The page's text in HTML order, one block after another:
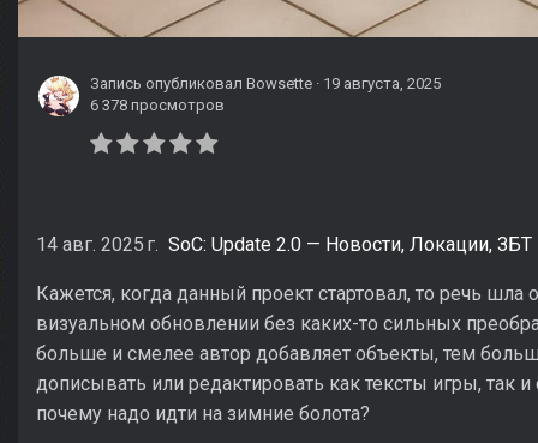
Запись опубликовал Bowsette · 19 августа, 2025
6 378 просмотров
14 авг. 2025 г. SoC: Update 2.0 — Новости, Локации, ЗБТ
Кажется, когда данный проект стартовал, то речь шла
визуальном обновлении без каких-то сильных
больше и смелее автор добавляет объекты, тем
дописывать или редактировать как тексты игры, так
почему надо идти на зимние болота?